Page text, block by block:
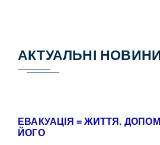
АКТУАЛЬНІ НОВИНИ
ЕВАКУАЦІЯ = ЖИТТЯ.
ЙОГО